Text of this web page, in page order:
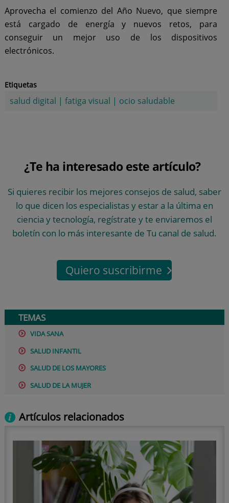
Aprovecha el comienzo del Año Nuevo, que siempre
está cargado de energía y nuevos retos, para
conseguir un mejor uso de los dispositivos
electrónicos.
Etiquetas
salud digital | fatiga visual | ocio saludable
¿Te ha interesado este artículo?
Si quieres recibir los mejores consejos de salud, saber
lo que dicen los especialistas y estar a la última en
ciencia y tecnología, regístrate y te enviaremos el
boletín con lo más interesante de Tu canal de salud.
Quiero suscribirme
TEMAS
VIDA SANA
SALUD INFANTIL
SALUD DE LOS MAYORES
SALUD DE LA MUJER
Artículos relacionados